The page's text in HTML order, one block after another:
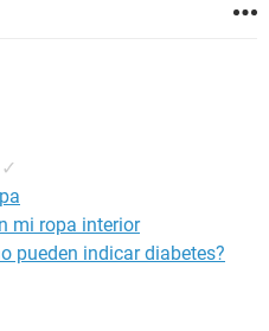
✓
mi ropa interior
pueden indicar diabetes?